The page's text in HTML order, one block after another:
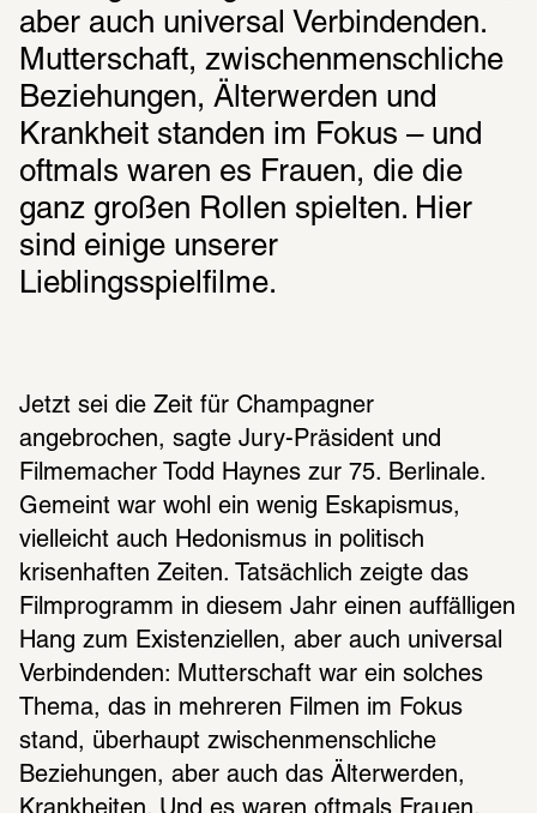
aber auch universal Verbindenden.
Mutterschaft, zwischenmenschliche
Beziehungen, Älterwerden und
Krankheit standen im Fokus – und
oftmals waren es Frauen, die die
ganz großen Rollen spielten. Hier
sind einige unserer
Lieblingsspielfilme.
Jetzt sei die Zeit für Champagner
angebrochen, sagte Jury-Präsident und
Filmemacher Todd Haynes zur 75. Berlinale.
Gemeint war wohl ein wenig Eskapismus,
vielleicht auch Hedonismus in politisch
krisenhaften Zeiten. Tatsächlich zeigte das
Filmprogramm in diesem Jahr einen auffälligen
Hang zum Existenziellen, aber auch universal
Verbindenden: Mutterschaft war ein solches
Thema, das in mehreren Filmen im Fokus
stand, überhaupt zwischenmenschliche
Beziehungen, aber auch das Älterwerden,